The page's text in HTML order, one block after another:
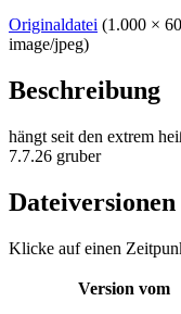
Originaldatei (1.000 ×
image/jpeg)
Beschreibung
hängt seit den extrem
7.7.26 gruber
Dateiversionen
Klicke auf einen
Version vom